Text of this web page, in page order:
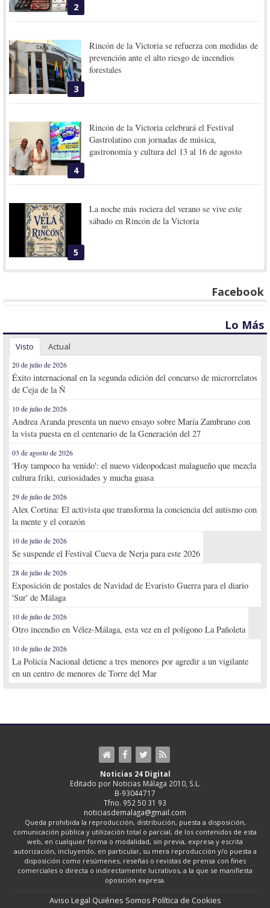
2
3
Rincón de la Victoria se refuerza con medidas de
prevención ante el alto riesgo de incendios
forestales
4
Rincón de la Victoria celebrará el Festival
Gastrolatino con jornadas de música,
gastronomía y cultura del 13 al 16 de agosto
5
La noche más rociera del verano se vive este
sábado en Rincón de la Victoria
Facebook
Lo Más
Visto Actual
20 de julio de 2026
Éxito internacional en la segunda edición del concurso de microrrelatos
de Ceja de la Ñ
10 de julio de 2026
Andrea Aranda presenta un nuevo ensayo sobre María Zambrano con
la vista puesta en el centenario de la Generación del 27
03 de agosto de 2026
'Hoy tampoco ha venido': el nuevo videopodcast malagueño que mezcla
cultura friki, curiosidades y mucha guasa
29 de julio de 2026
Alex Cortina: El activista que transforma la conciencia del autismo con
la mente y el corazón
10 de julio de 2026
Se suspende el Festival Cueva de Nerja para este 2026
28 de julio de 2026
Exposición de postales de Navidad de Evaristo Guerra para el diario
'Sur' de Málaga
10 de julio de 2026
Otro incendio en Vélez-Málaga, esta vez en el polígono La Pañoleta
10 de julio de 2026
La Policía Nacional detiene a tres menores por agredir a un vigilante
en un centro de menores de Torre del Mar
Noticias 24 Digital
Editado por Noticias Málaga 2010, S.L.
B-93044717
Tfno. 952 50 31 93
noticiasdemalaga@gmail.com
Queda prohibida la reproducción, distribución, puesta a disposición,
comunicación pública y utilización total o parcial, de los contenidos de esta
web, en cualquier forma o modalidad, sin previa, expresa y escrita
autorización, incluyendo, en particular, su mera reproducción y/o puesta a
disposición como resúmenes, reseñas o revistas de prensa con fines
comerciales o directa o indirectamente lucrativos, a la que se manifiesta
oposición expresa.
Aviso Legal Quiénes Somos Política de Cookies